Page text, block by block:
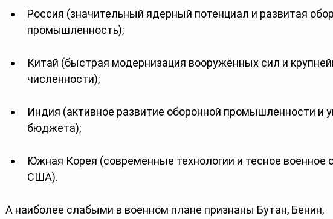
Россия (значительный ядерный потенциал и развитая
промышленность);
Китай (быстрая модернизация вооружённых сил и
численности);
Индия (активное развитие оборонной промышленности и
бюджета);
Южная Корея (современные технологии и тесное военное
США).
А наиболее слабыми в военном плане признаны Бутан, Бенин,